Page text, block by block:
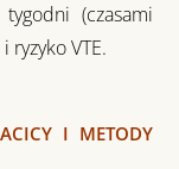
(czasami
ryzyko VTE.
i metody